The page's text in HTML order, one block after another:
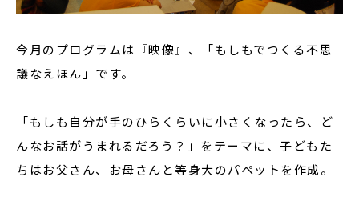
今月のプログラムは『映像』、「もしもでつくる不思
議なえほん」です。
「もしも自分が手のひらくらいに小さくなったら、ど
んなお話がうまれるだろう？」をテーマに、子どもた
ちはお父さん、お母さんと等身大のパペットを作成。